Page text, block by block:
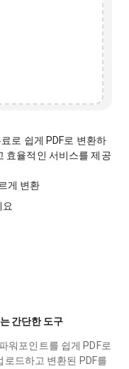
로 쉽게 PDF로 변환하
효율적인 서비스를 제공
게 변환
간단한 도구
워포인트를 쉽게 PDF로
드하고 변환된 PDF를